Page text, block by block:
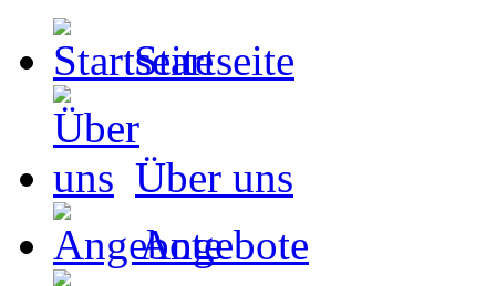
Startseite
Über uns
Angebote